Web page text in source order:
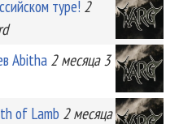
туре! 2
Abitha 2 месяца 3
of Lamb 2 месяца